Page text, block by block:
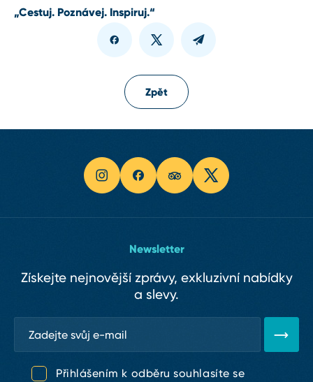
„Cestuj. Poznávej. Inspiruj.“
Zpět
Newsletter
Získejte nejnovější zprávy, exkluzivní nabídky
a slevy.
Přihlášením k odběru souhlasíte se